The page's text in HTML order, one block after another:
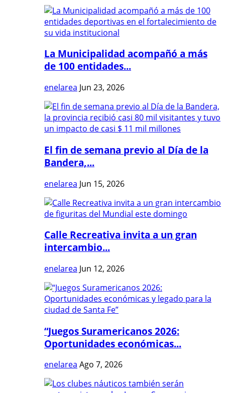
La Municipalidad acompañó a más
de 100 entidades...
enelarea Jun 23, 2026
El fin de semana previo al Día de la
Bandera,...
enelarea Jun 15, 2026
Calle Recreativa invita a un gran
intercambio...
enelarea Jun 12, 2026
“Juegos Suramericanos 2026:
Oportunidades económicas...
enelarea Ago 7, 2026